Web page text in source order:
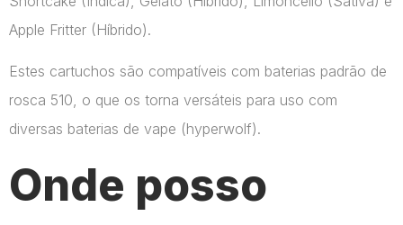
Apple Fritter (Híbrido).
Estes cartuchos são compatíveis com baterias padrão de
rosca 510, o que os torna versáteis para uso com
diversas baterias de vape​ (hyperwolf)​.
Onde posso